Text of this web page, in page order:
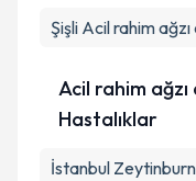
Şişli Acil rahim
Acil rahim
Hastalıklar
İstanbul